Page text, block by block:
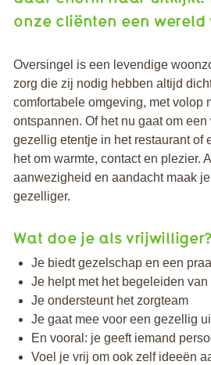
onze cliënten een
Oversingel is een levendige
zorg die zij nodig hebben altijd
comfortabele omgeving, met volop
ontspannen. Of het nu gaat om
gezellig etentje in het restaurant of
het om warmte, contact en plezier.
aanwezigheid en aandacht maak
gezelliger.
Wat doe je als vrijwilliger?
Je biedt gezelschap en een
Je helpt met het begeleiden van
Je ondersteunt het zorgteam
Je gaat mee voor een gezellig
En vooral: je geeft iemand
Voel je vrij om ook zelf ideeën